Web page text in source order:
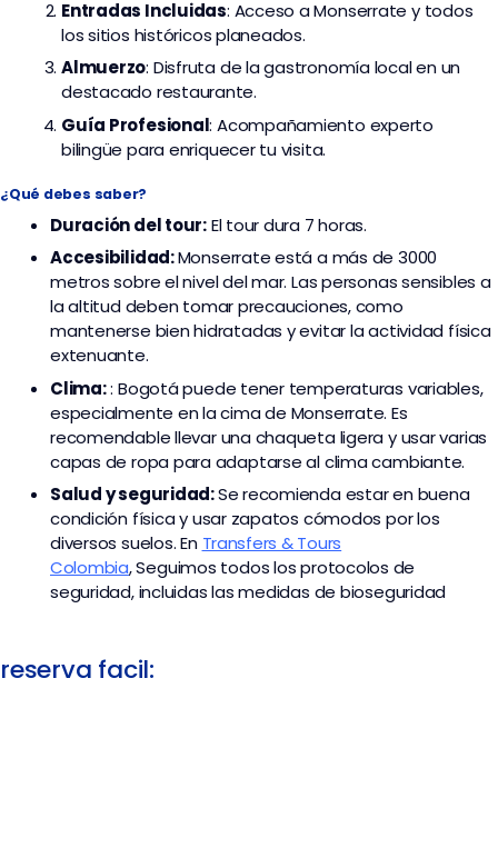
Entradas Incluidas: Acceso a Monserrate y todos
los sitios históricos planeados.
Almuerzo: Disfruta de la gastronomía local en un
destacado restaurante.
Guía Profesional: Acompañamiento experto
bilingüe para enriquecer tu visita.
¿Qué debes saber?
Duración del tour:El tour dura 7 horas.
Accesibilidad:Monserrate está a más de 3000
metros sobre el nivel del mar. Las personas sensibles a
la altitud deben tomar precauciones, como
mantenerse bien hidratadas y evitar la actividad física
extenuante.
Clima:: Bogotá puede tener temperaturas variables,
especialmente en la cima de Monserrate. Es
recomendable llevar una chaqueta ligera y usar varias
capas de ropa para adaptarse al clima cambiante.
Salud y seguridad:Se recomienda estar en buena
condición física y usar zapatos cómodos por los
diversos suelos. En Transfers & Tours
Colombia,Seguimos todos los protocolos de
seguridad, incluidas las medidas de bioseguridad
reserva facil: